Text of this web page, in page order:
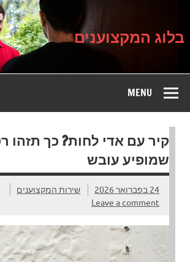
על עיצוב, שיפוץ וטיפוח הבית
בלוג המקצוענים
MENU
קיר עם אדי לחות? כך תזהו
שמופיע עובש
24 בפברואר 2026
שירות המקצוענים
Leave a comment